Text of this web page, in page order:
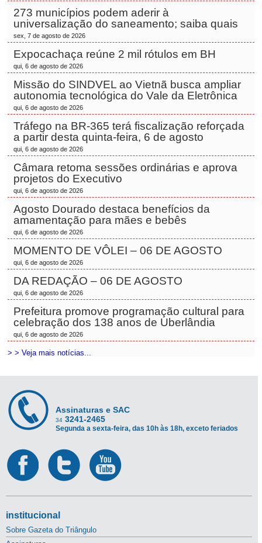
273 municípios podem aderir à
universalização do saneamento; saiba quais
sex, 7 de agosto de 2026
Expocachaça reúne 2 mil rótulos em BH
qui, 6 de agosto de 2026
Missão do SINDVEL ao Vietnã busca ampliar
autonomia tecnológica do Vale da Eletrônica
qui, 6 de agosto de 2026
Tráfego na BR-365 terá fiscalização reforçada
a partir desta quinta-feira, 6 de agosto
qui, 6 de agosto de 2026
Câmara retoma sessões ordinárias e aprova
projetos do Executivo
qui, 6 de agosto de 2026
Agosto Dourado destaca benefícios da
amamentação para mães e bebês
qui, 6 de agosto de 2026
MOMENTO DE VÔLEI – 06 DE AGOSTO
qui, 6 de agosto de 2026
DA REDAÇÃO – 06 DE AGOSTO
qui, 6 de agosto de 2026
Prefeitura promove programação cultural para
celebração dos 138 anos de Uberlândia
qui, 6 de agosto de 2026
> > Veja mais notícias...
Assinaturas e SAC
34 3241-2465
Segunda a sexta-feira, das 10h às 18h, exceto feriados
institucional
Sobre Gazeta do Triângulo